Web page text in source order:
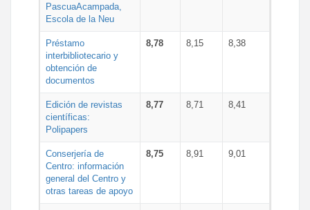
PascuaAcampada,
Escola de la Neu
Préstamo
interbibliotecario y
obtención de
documentos
8,78 8,15 8,38
Edición de revistas
científicas:
Polipapers
8,77 8,71 8,41
Conserjería de
Centro: información
general del Centro y
otras tareas de apoyo
8,75 8,91 9,01